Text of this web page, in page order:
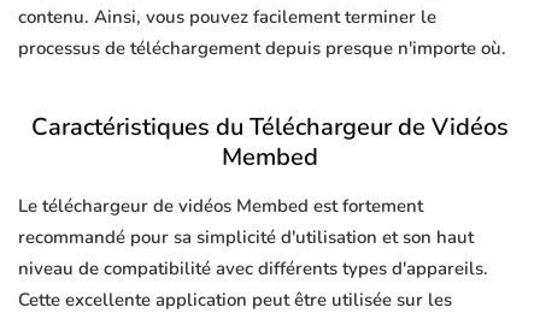
contenu. Ainsi, vous pouvez facilement terminer le
processus de téléchargement depuis presque n'importe où.
Caractéristiques du Téléchargeur de Vidéos
Membed
Le téléchargeur de vidéos Membed est fortement
recommandé pour sa simplicité d'utilisation et son haut
niveau de compatibilité avec différents types d'appareils.
Cette excellente application peut être utilisée sur les